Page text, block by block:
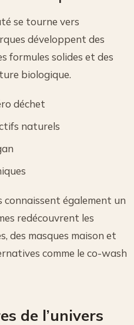
se tourne vers
développent des
formules solides et des
biologique.
déchet
naturels
connaissent également un
redécouvrent les
des masques maison et
comme le co-wash
de l’univers